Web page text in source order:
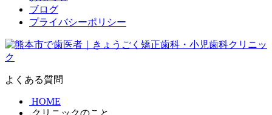
ブログ
プライバシーポリシー
よくある質問
HOME
クリニックのこと